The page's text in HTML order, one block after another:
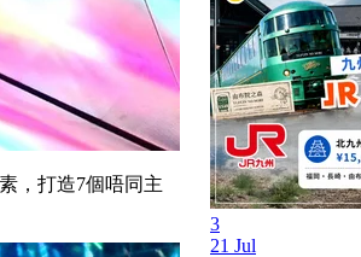
，打造7個唔同主
3
21 Jul